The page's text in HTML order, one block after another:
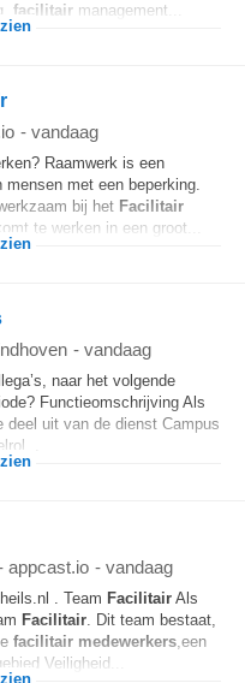
facilitair management...
- vandaag
Raamwerk is een
met een beperking.
bij het Facilitair
te werken in een groot...
- vandaag
naar het volgende
Functieomschrijving Als
deel uit van de dienst Campus
appcast.io - vandaag
. Team Facilitair Als
Facilitair. Dit team bestaat,
facilitair medewerkers,een
Veiligheid...